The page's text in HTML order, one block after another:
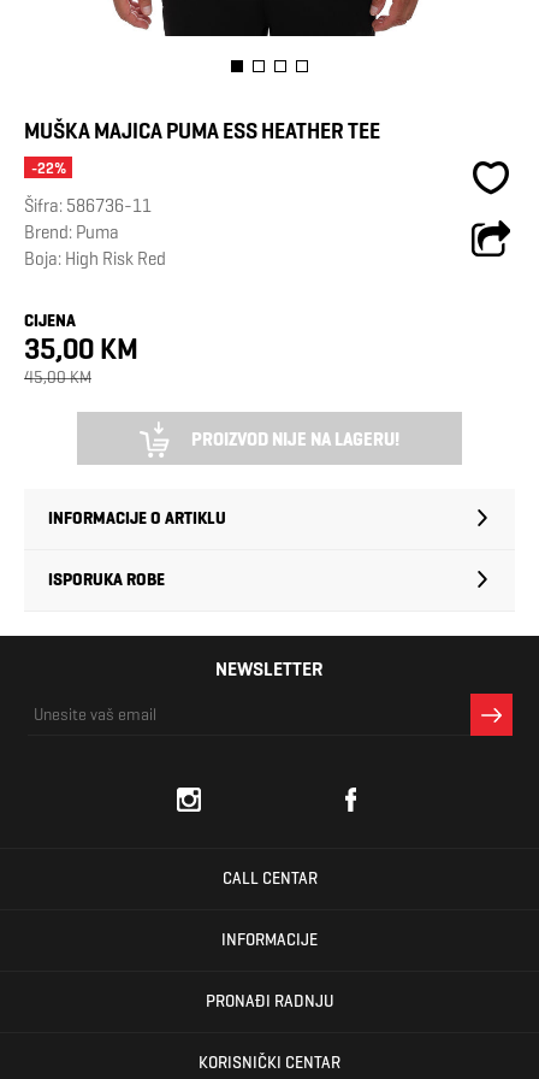
MUŠKA MAJICA PUMA ESS HEATHER TEE
-22%
Šifra: 586736-11
Brend: Puma
Boja: High Risk Red
CIJENA
35,00 KM
45,00 KM
PROIZVOD NIJE NA LAGERU!
INFORMACIJE O ARTIKLU
ISPORUKA ROBE
NEWSLETTER
CALL CENTAR
INFORMACIJE
PRONAĐI RADNJU
KORISNIČKI CENTAR